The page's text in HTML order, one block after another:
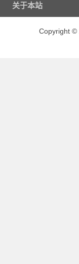
关于本站
Copyright ©